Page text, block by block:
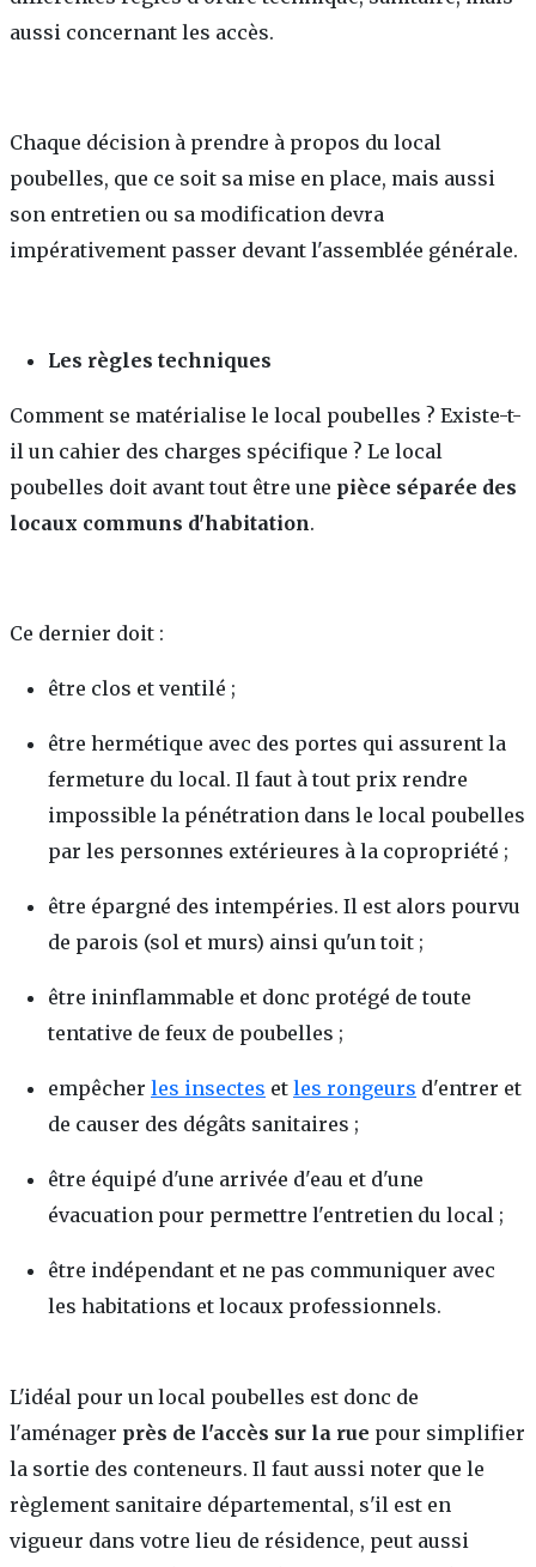
aussi concernant les accès.
Chaque décision à prendre à propos du local
poubelles, que ce soit sa mise en place, mais aussi
son entretien ou sa modification devra
impérativement passer devant l'assemblée générale.
Les règles techniques
Comment se matérialise le local poubelles ? Existe-t-
il un cahier des charges spécifique ? Le local
poubelles doit avant tout être une pièce séparée des
locaux communs d'habitation.
Ce dernier doit :
être clos et ventilé ;
être hermétique avec des portes qui assurent la
fermeture du local. Il faut à tout prix rendre
impossible la pénétration dans le local poubelles
par les personnes extérieures à la copropriété ;
être épargné des intempéries. Il est alors pourvu
de parois (sol et murs) ainsi qu'un toit ;
être ininflammable et donc protégé de toute
tentative de feux de poubelles ;
empêcher les insectes et les rongeurs d'entrer et
de causer des dégâts sanitaires ;
être équipé d'une arrivée d'eau et d'une
évacuation pour permettre l'entretien du local ;
être indépendant et ne pas communiquer avec
les habitations et locaux professionnels.
L'idéal pour un local poubelles est donc de
l'aménager près de l'accès sur la rue pour simplifier
la sortie des conteneurs. Il faut aussi noter que le
règlement sanitaire départemental, s'il est en
vigueur dans votre lieu de résidence, peut aussi